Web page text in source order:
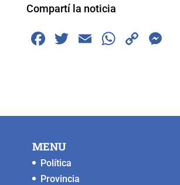
Compartí la noticia
F
b
o
k
T
E
W
A
C
Li n
MENU
Política
Provincia